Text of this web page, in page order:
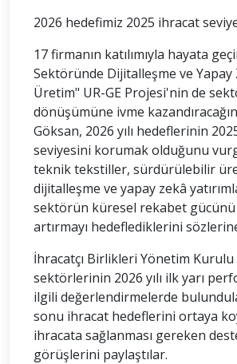
2026 hedefimiz 2025 ihracat
17 firmanın katılımıyla hayata
Sektöründe Dijitalleşme ve Yapay
Üretim" UR-GE Projesi'nin de
dönüşümüne ivme
Göksan, 2026 yılı hedeflerinin
seviyesini korumak olduğunu
teknik tekstiller, sürdürülebilir
dijitalleşme ve yapay zekâ
sektörün küresel rekabet gücünü
artırmayı hedeflediklerini
İhracatçı Birlikleri Yönetim Kurulu
sektörlerinin 2026 yılı ilk yarı
ilgili değerlendirmelerde
sonu ihracat hedeflerini ortaya
ihracata sağlanması gereken
görüşlerini paylaştılar.